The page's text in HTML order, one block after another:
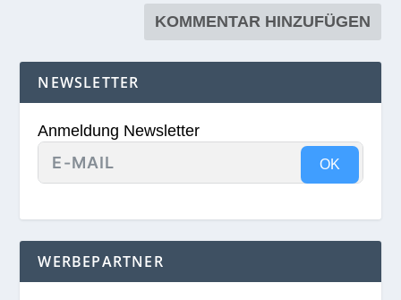
NEWSLETTER
Anmeldung Newsletter
OK
WERBEPARTNER